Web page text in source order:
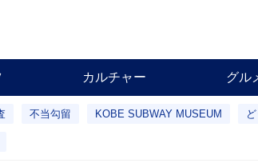
カルチャー グル
不当勾留 KOBE SUBWAY MUSEUM